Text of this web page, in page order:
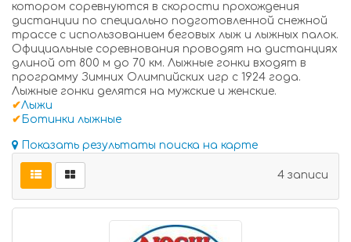
котором соревнуются в скорости прохождения
дистанции по специально подготовленной снежной
трассе с использованием беговых лыж и лыжных палок.
Официальные соревнования проводят на дистанциях
длиной от 800 м до 70 км. Лыжные гонки входят в
программу Зимних Олимпийских игр с 1924 года.
Лыжные гонки делятся на мужские и женские.
✔Лыжи
✔ Ботинки лыжные
Показать результаты поиска на карте
4 записи